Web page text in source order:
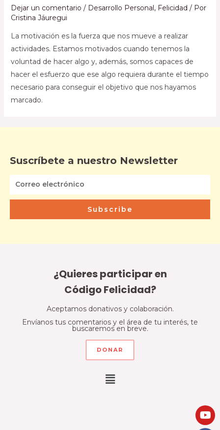
Dejar un comentario / Desarrollo Personal, Felicidad / Por
Cristina Jáuregui
La motivación es la fuerza que nos mueve a realizar
actividades. Estamos motivados cuando tenemos la
voluntad de hacer algo y, además, somos capaces de
hacer el esfuerzo que ese algo requiera durante el tiempo
necesario para conseguir el objetivo que nos hayamos
marcado.
Suscríbete a nuestro Newsletter
Subscribe
¿Quieres participar en
Código Felicidad?
Aceptamos donativos y colaboración.
Envíanos tus comentarios y el área de tu interés, te
buscaremos en breve.
DONAR